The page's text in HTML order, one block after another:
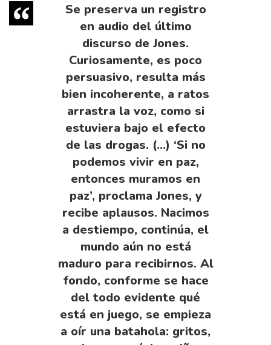
Se preserva un registro
en audio del último
discurso de Jones.
Curiosamente, es poco
persuasivo, resulta más
bien incoherente, a ratos
arrastra la voz, como si
estuviera bajo el efecto
de las drogas. (…) ‘Si no
podemos vivir en paz,
entonces muramos en
paz’, proclama Jones, y
recibe aplausos. Nacimos
a destiempo, continúa, el
mundo aún no está
maduro para recibirnos. Al
fondo, conforme se hace
del todo evidente qué
está en juego, se empieza
a oír una batahola: gritos,